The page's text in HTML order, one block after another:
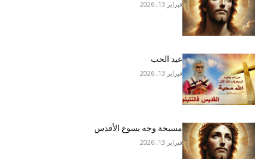
فبراير 13, 2026
عيد الحب
فبراير 13, 2026
مسبحة وجه يسوع الأقدس
فبراير 13, 2026